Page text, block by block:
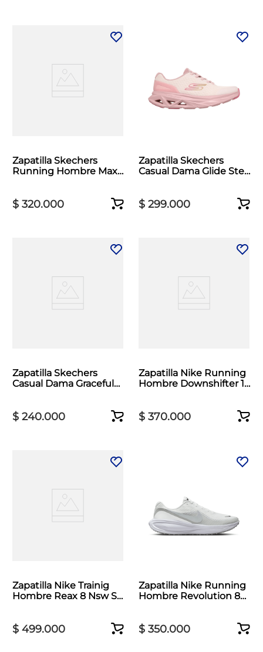
Zapatilla Skechers
Running Hombre Max
$ 320.000
Zapatilla Skechers
Casual Dama Glide Step
$ 299.000
Zapatilla Skechers
Casual Dama Graceful
$ 240.000
Zapatilla Nike Running
Hombre Downshifter 14
$ 370.000
Zapatilla Nike Trainig
Hombre Reax 8 Nsw SL
$ 499.000
Zapatilla Nike Running
Hombre Revolution 8
$ 350.000